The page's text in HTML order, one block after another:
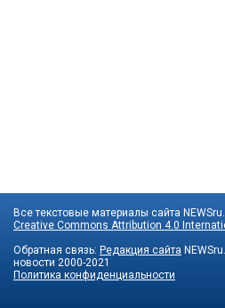
Все текстовые материалы сайта
Creative Commons Attribution 4.0
Обратная связь: Редакция сайта
новости 2000-2021
Политика конфиденциальности